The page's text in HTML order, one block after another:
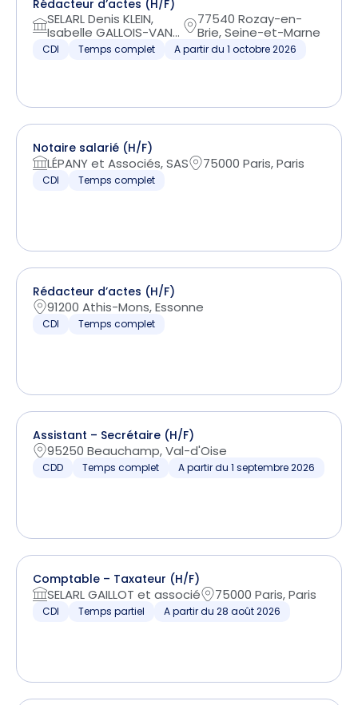
Rédacteur d’actes (H/F)
SELARL Denis KLEIN,
Isabelle GALLOIS-VAN...
77540 Rozay-en-
Brie, Seine-et-Marne
CDI Temps complet A partir du 1 octobre 2026
Notaire salarié (H/F)
LÉPANY et Associés, SAS 75000 Paris, Paris
CDI Temps complet
Rédacteur d’actes (H/F)
91200 Athis-Mons, Essonne
CDI Temps complet
Assistant – Secrétaire (H/F)
95250 Beauchamp, Val-d'Oise
CDD Temps complet A partir du 1 septembre 2026
Comptable – Taxateur (H/F)
SELARL GAILLOT et associé 75000 Paris, Paris
CDI Temps partiel A partir du 28 août 2026